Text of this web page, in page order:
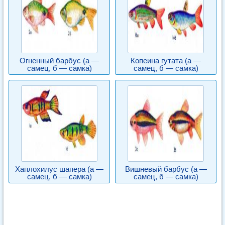
Огненный барбус (а —
самец, б — самка)
Копеина гутата (а —
самец, б — самка)
Хаплохилус шапера (а —
самец, б — самка)
Вишневый барбус (а —
самец, б — самка)